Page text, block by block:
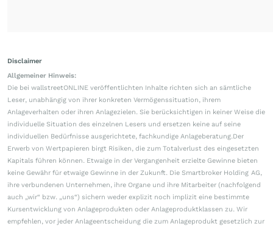
Disclaimer
Allgemeiner Hinweis:
Die bei wallstreetONLINE veröffentlichten Inhalte richten sich an sämtliche
Leser, unabhängig von ihrer konkreten Vermögenssituation, ihrem
Anlageverhalten oder ihren Anlagezielen. Sie berücksichtigen in keiner Weise die
individuelle Situation des einzelnen Lesers und ersetzen keine auf seine
individuellen Bedürfnisse ausgerichtete, fachkundige Anlageberatung.Der
Erwerb von Wertpapieren birgt Risiken, die zum Totalverlust des eingesetzten
Kapitals führen können. Etwaige in der Vergangenheit erzielte Gewinne bieten
keine Gewähr für etwaige Gewinne in der Zukunft. Die Smartbroker Holding AG,
ihre verbundenen Unternehmen, ihre Organe und ihre Mitarbeiter (nachfolgend
auch „wir“ bzw. „uns“) sichern weder explizit noch implizit eine bestimmte
Kursentwicklung von Anlageprodukten oder Anlageproduktklassen zu. Wir
empfehlen, vor jeder Anlageentscheidung die zum Anlageprodukt gesetzlich zur